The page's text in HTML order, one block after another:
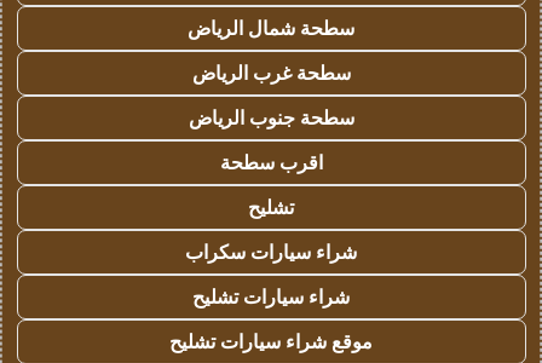
سطحة شمال الرياض
سطحة غرب الرياض
سطحة جنوب الرياض
اقرب سطحة
تشليح
شراء سيارات سكراب
شراء سيارات تشليح
موقع شراء سيارات تشليح